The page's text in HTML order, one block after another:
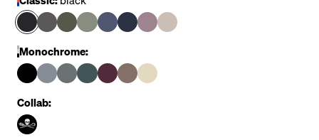
Monochrome:
Collab: